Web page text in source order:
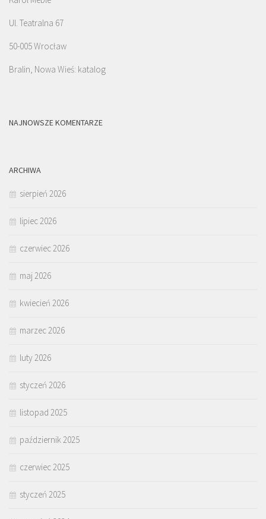
Ul. Teatralna 67
50-005 Wrocław
Bralin, Nowa Wieś: katalog
NAJNOWSZE KOMENTARZE
ARCHIWA
sierpień 2026
lipiec 2026
czerwiec 2026
maj 2026
kwiecień 2026
marzec 2026
luty 2026
styczeń 2026
listopad 2025
październik 2025
czerwiec 2025
styczeń 2025